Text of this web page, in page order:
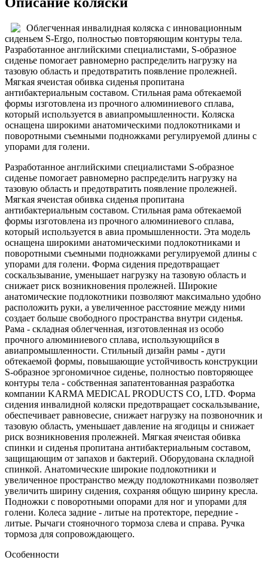
Облегченная инвалидная коляска с инновационным
сиденьем S-Ergo, полностью повторяющим контуры тела.
Разработанное английскими специалистами, S-образное
сиденье помогает равномерно распределить нагрузку на
тазовую область и предотвратить появление пролежней.
Мягкая ячеистая обивка сиденья пропитана
антибактериальным составом. Стильная рама обтекаемой
формы изготовлена из прочного алюминиевого сплава,
который используется в авиапромышленности. Коляска
оснащена широкими анатомическими подлокотниками и
поворотными съемными подножками регулируемой длины с
упорами для голени.
Разработанное английскими специалистами S-образное
сиденье помогает равномерно распределить нагрузку на
тазовую область и предотвратить появление пролежней.
Мягкая ячеистая обивка сиденья пропитана
антибактериальным составом. Стильная рама обтекаемой
формы изготовлена из прочного алюминиевого сплава,
который используется в авиа промышленности. Эта модель
оснащена широкими анатомическими подлокотниками и
поворотными съемными подножками регулируемой длины с
упорами для голени. Форма сидения предотвращает
соскальзывание, уменьшает нагрузку на тазовую область и
снижает риск возникновения пролежней. Широкие
анатомические подлокотники позволяют максимально удобно
расположить руки, а увеличенное расстояние между ними
создает больше свободного пространства внутри сиденья.
Рама - складная облегченная, изготовленная из особо
прочного алюминиевого сплава, использующийся в
авиапромышленности. Стильный дизайн рамы - дуги
обтекаемой формы, повышающие устойчивость конструкции
S-образное эргономичное сиденье, полностью повторяющее
контуры тела - собственная запатентованная разработка
компании KARMA MEDICAL PRODUCTS CO, LTD. Форма
сидения инвалидной коляски предотвращает соскальзывание,
обеспечивает равновесие, снижает нагрузку на позвоночник и
тазовую область, уменьшает давление на ягодицы и снижает
риск возникновения пролежней. Мягкая ячеистая обивка
спинки и сиденья пропитана антибактериальным составом,
защищающим от запахов и бактерий. Оборудована складной
спинкой. Анатомические широкие подлокотники и
увеличенное пространство между подлокотниками позволяет
увеличить ширину сидения, сохраняя общую ширину кресла.
Подножки с поворотными опорами для ног и упорами для
голени. Колеса задние - литые на протекторе, передние -
литые. Рычаги стояночного тормоза слева и справа. Ручка
тормоза для сопровождающего.
Особенности